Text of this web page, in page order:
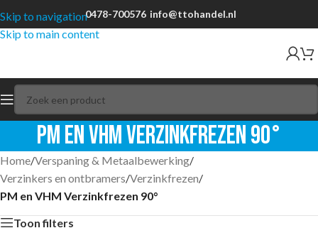
Skip to navigation
Skip to main content
0478-700576 info@ttohandel.nl
PM en VHM Verzinkfrezen 90°
Home/Verspaning & Metaalbewerking/
Verzinkers en ontbramers/Verzinkfrezen/
PM en VHM Verzinkfrezen 90°
Toon filters